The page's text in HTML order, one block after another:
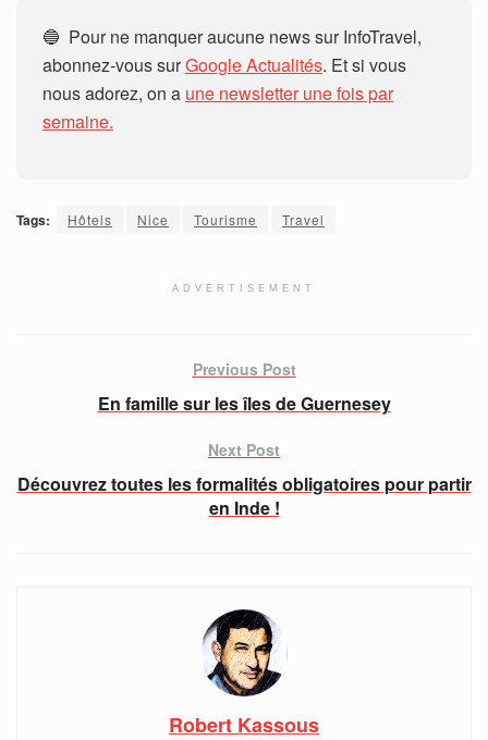
🔵 Pour ne manquer aucune news sur InfoTravel,
abonnez-vous surGoogle Actualités. Et si vous
nous adorez, on a une newsletter une fois par
semaine.
Tags: Hôtels Nice Tourisme Travel
ADVERTISEMENT
Previous Post
En famille sur les îles de Guernesey
Next Post
Découvrez toutes les formalités obligatoires pour partir
en Inde !
Robert Kassous